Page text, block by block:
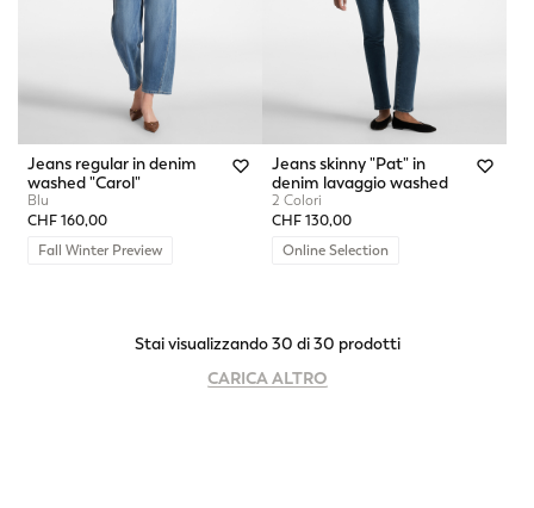
Jeans regular in denim
washed "Carol"
Blu
CHF 160,00
Fall Winter Preview
Jeans skinny "Pat" in
denim lavaggio washed
2 Colori
CHF 130,00
Online Selection
Stai visualizzando 30 di 30 prodotti
CARICA ALTRO